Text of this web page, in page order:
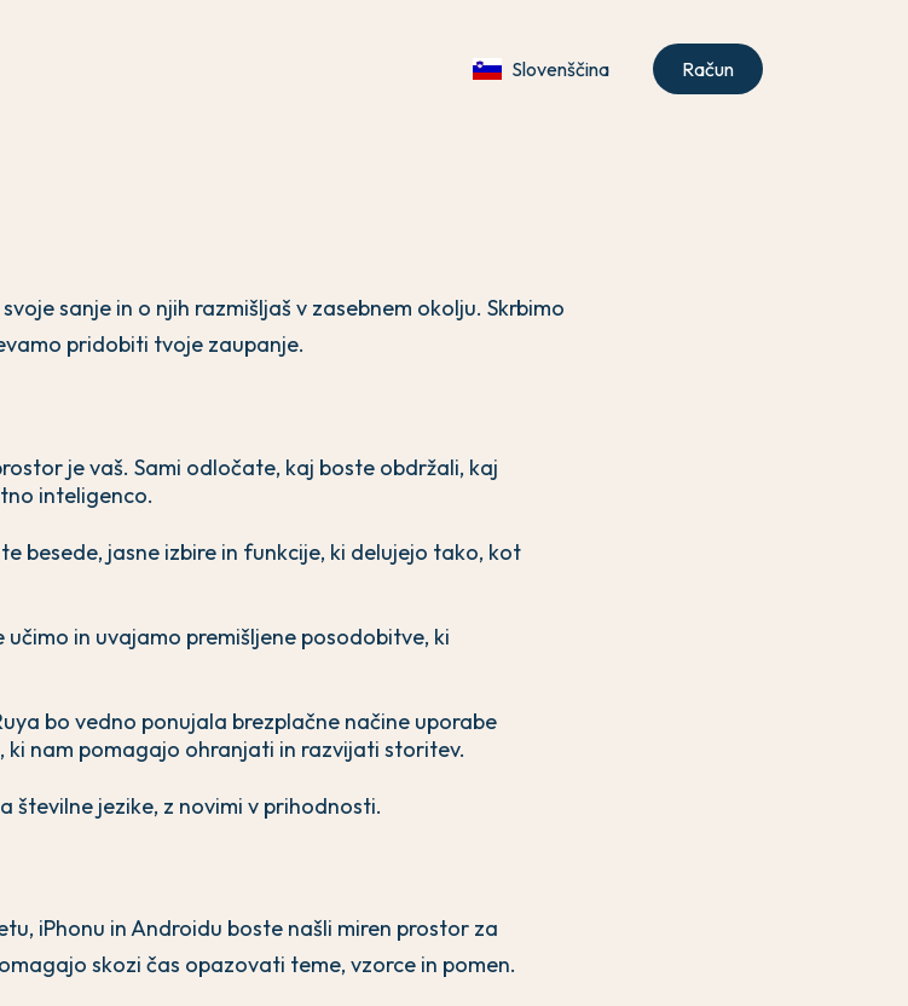
Slovenščina Račun
sanje in o njih razmišljaš v zasebnem okolju. Skrbimo
pridobiti tvoje zaupanje.
je vaš. Sami odločate, kaj boste obdržali, kaj
inteligenco.
besede, jasne izbire in funkcije, ki delujejo tako, kot
učimo in uvajamo premišljene posodobitve, ki
bo vedno ponujala brezplačne načine uporabe
ki nam pomagajo ohranjati in razvijati storitev.
številne jezike, z novimi v prihodnosti.
iPhonu in Androidu boste našli miren prostor za
skozi čas opazovati teme, vzorce in pomen.